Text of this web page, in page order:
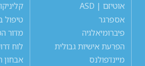
אוטיזם | ASD
אספרגר
פיברומיאלגיה
הפרעת אישיות גבולית
מיינדפולנס
טיפול
מדור
לוח
אבחון